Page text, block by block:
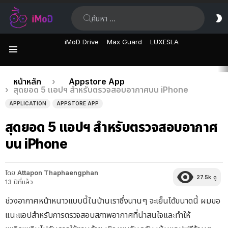
iMoD Drive Max Guard LUXESLA
เรื่อง
ล่าสุด
คุณอยู่ที่นี่:
หน้าหลัก
Appstore App
สุดยอด 5 แอปฯ สำหรับตรวจสอบอากาศบน iPhone
APPLICATION APPSTORE APP
สุดยอด 5 แอปฯ สำหรับตรวจสอบอากาศ
บน iPhone
โดย Attapon Thaphaengphan
13 ปีที่แล้ว
27.5k ดู
ช่วงอากาศหน้าหนาวแบบนี้ในบ้านเราซึ่งนานๆ จะเย็นได้ขนาดนี้ ผมขอ
แนะแอปสำหรับการตรวจสอบสภาพอากาศที่น่าสนใจและทำให้